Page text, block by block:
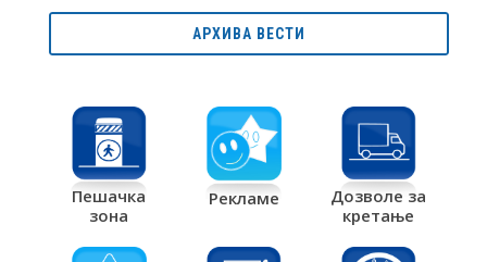
АРХИВА ВЕСТИ
Пешачка
зона
Рекламе
Дозволе за
кретање